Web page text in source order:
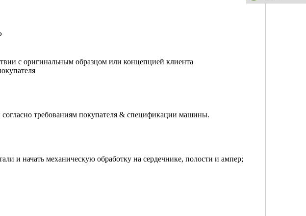
с оригинальным образцом или концепцией клиента
требованиям покупателя & спецификации машины.
и начать механическую обработку на сердечнике, полости и ампер;